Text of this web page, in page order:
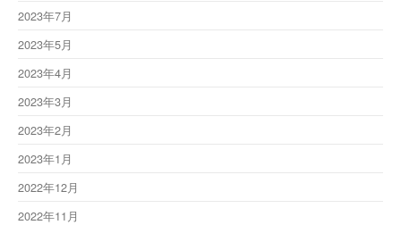
2023年7月
2023年5月
2023年4月
2023年3月
2023年2月
2023年1月
2022年12月
2022年11月